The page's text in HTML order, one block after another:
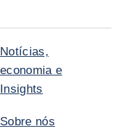
Notícias,
economia e
Insights
Sobre nós